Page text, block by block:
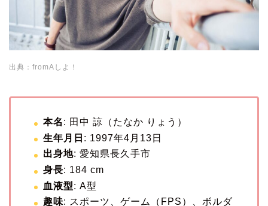
出典：fromAしよ！
本名 : 田中 諒（たなか りょう）
生年月日 : 1997年4月13日
出身地: 愛知県長久手市
身長: 184 cm
血液型: A型
趣味: スポーツ、ゲーム（FPS）、ボルダ